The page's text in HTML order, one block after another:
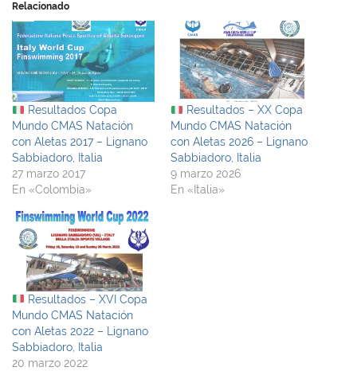
Relacionado
Resultados Copa
Mundo CMAS Natación
con Aletas 2017 – Lignano
Sabbiadoro, Italia
27 marzo 2017
En «Colombia»
Resultados – XX Copa
Mundo CMAS Natación
con Aletas 2026 – Lignano
Sabbiadoro, Italia
9 marzo 2026
En «Italia»
Resultados – XVI Copa
Mundo CMAS Natación
con Aletas 2022 – Lignano
Sabbiadoro, Italia
20 marzo 2022